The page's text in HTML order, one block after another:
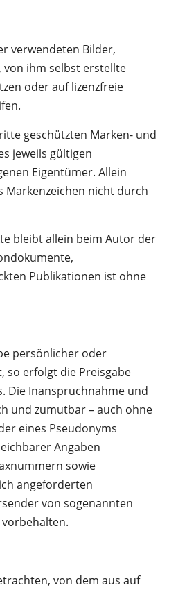
verwendeten Bilder,
von ihm selbst erstellte
oder auf lizenzfreie
geschützten Marken- und
jeweils gültigen
Eigentümer. Allein
Markenzeichen nicht durch
bleibt allein beim Autor der
Publikationen ist ohne
persönlicher oder
so erfolgt die Preisgabe
Die Inanspruchnahme und
und zumutbar – auch ohne
eines Pseudonyms
Angaben
sowie
angeforderten
von sogenannten
von dem aus auf